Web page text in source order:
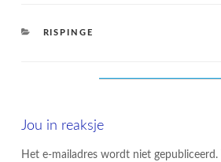
CATEGORIES
RISPINGE
Jou in reaksje
Het e-mailadres wordt niet gepubliceerd.